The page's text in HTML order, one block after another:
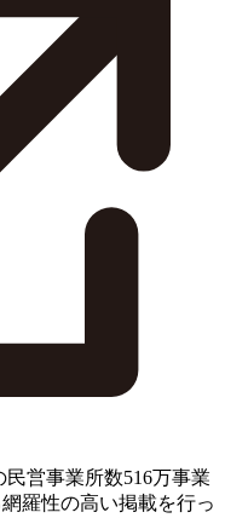
営事業所数516万事業
羅性の高い掲載を行っ